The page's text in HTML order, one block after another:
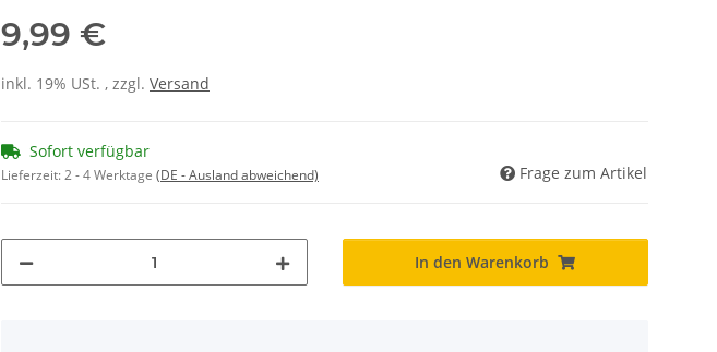
9,99 €
inkl. 19% USt. , zzgl. Versand
Sofort verfügbar
Lieferzeit:2 - 4 Werktage (DE - Ausland abweichend) Frage zum Artikel
In den Warenkorb